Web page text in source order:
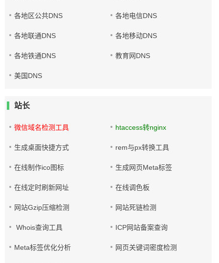
各地区公共DNS 各地电信DNS
各地联通DNS 各地移动DNS
各地铁通DNS 教育网DNS
美国DNS
站长
微信域名检测工具 htaccess转nginx
生成桌面快捷方式 rem与px转换工具
在线制作ico图标 生成网页Meta标签
在线定时刷新网址 在线调色板
网站Gzip压缩检测 网站死链检测
Whois查询工具 ICP网站备案查询
Meta标签优化分析 网页关键词密度检测